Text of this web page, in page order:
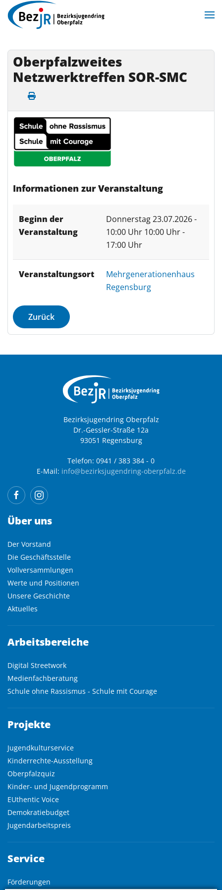
Zum Hauptinhalt springen
Oberpfalzweites
Netzwerktreffen SOR-SMC
Informationen zur Veranstaltung
Beginn der
Veranstaltung
Donnerstag 23.07.2026 -
10:00 Uhr 10:00 Uhr -
17:00 Uhr
Veranstaltungsort
Mehrgenerationenhaus
Regensburg
Zurück
Bezirksjugendring Oberpfalz
Dr.-Gessler-Straße 12a
93051 Regensburg
Telefon: 0941 / 383 384 - 0
E-Mail: info@bezirksjugendring-oberpfalz.de
Über uns
Der Vorstand
Die Geschäftsstelle
Vollversammlungen
Werte und Positionen
Unsere Geschichte
Aktuelles
Arbeitsbereiche
Digital Streetwork
Medienfachberatung
Schule ohne Rassismus - Schule mit Courage
Projekte
Jugendkulturservice
Kinderrechte-Ausstellung
Oberpfalzquiz
Kinder- und Jugendprogramm
EUthentic Voice
Demokratiebudget
Jugendarbeitspreis
Service
Förderungen